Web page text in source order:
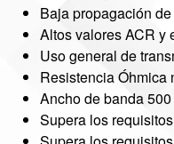
Baja propagación
Altos valores ACR y
Uso general de
Resistencia Óhmica
Ancho de banda
Supera los